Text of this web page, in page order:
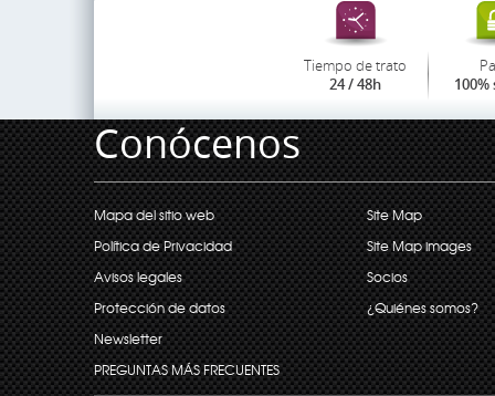
Tiempo de trato
24 / 48h 100%
Conócenos
Mapa del sitio web
Política de Privacidad
Avisos legales
Protección de datos
Newsletter
PREGUNTAS MÁS FRECUENTES
Site Map
Site Map images
Socios
¿Quiénes somos?